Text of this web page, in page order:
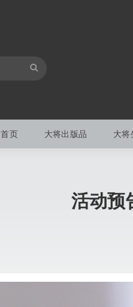
首页 大将出版品 大将
活动预